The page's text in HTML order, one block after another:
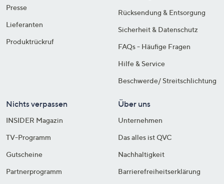
Presse
Lieferanten
Produktrückruf
Rücksendung & Entsorgung
Sicherheit & Datenschutz
FAQs - Häufige Fragen
Hilfe & Service
Beschwerde/ Streitschlichtung
Nichts verpassen
INSIDER Magazin
TV-Programm
Gutscheine
Partnerprogramm
Über uns
Unternehmen
Das alles ist QVC
Nachhaltigkeit
Barrierefreiheitserklärung